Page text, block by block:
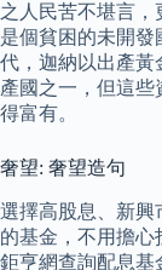
之人民苦不堪言
是個貧困的未開
代，迦納以出產黃
產國之一，但這
得富有。
奢望: 奢望造句
選擇高股息、新興
的基金，不用擔心
鉅亨網查詢配息基